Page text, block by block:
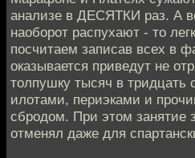
анализе в ДЕСЯТКИ раз. А
наоборот распухают - то
посчитаем записав всех в
оказывается приведут не
толпушку тысяч в тридцать
илотами, периэками и
сбродом. При этом занятие
отменял даже для